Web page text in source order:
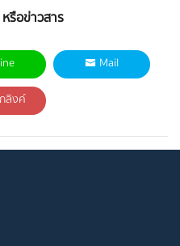
รือข่าวสาร
Mail
ลิงค์